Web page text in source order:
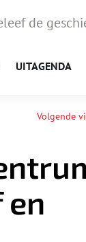
de
UITAGENDA
Volgende
en